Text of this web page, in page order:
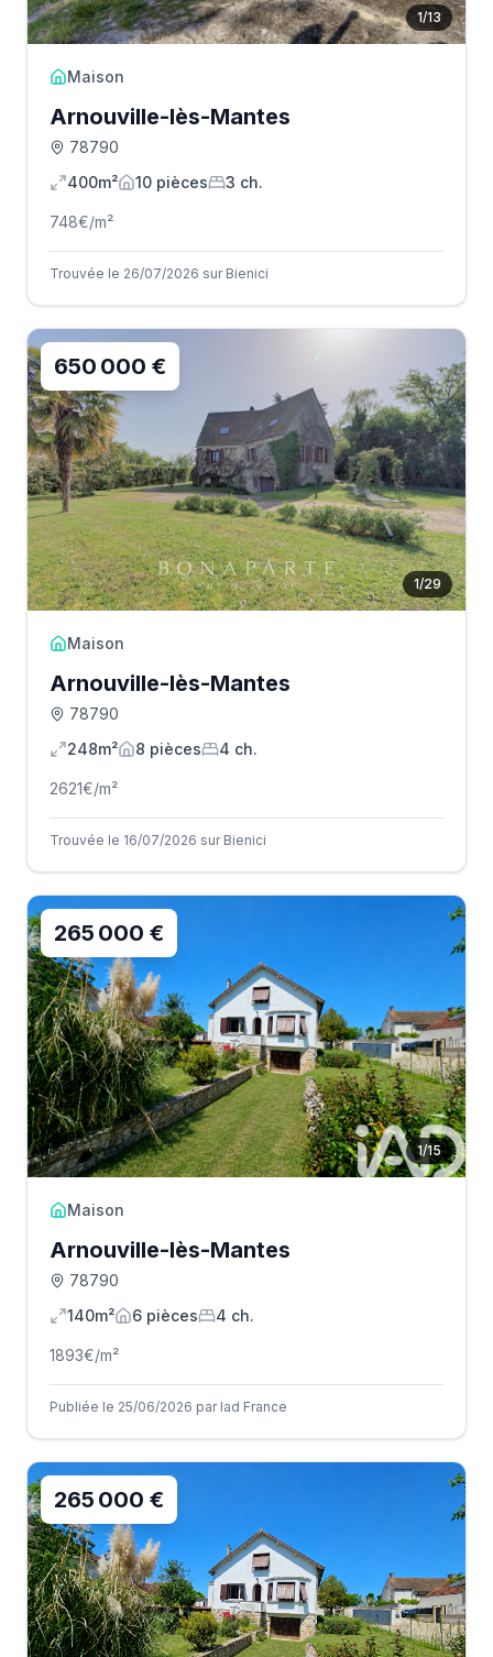
1/13
Maison
Arnouville-lès-Mantes
78790
400m²
10 pièces 3 ch.
748€/m²
Trouvée le 26/07/2026 sur Bienici
1/29
650 000 €
Maison
Arnouville-lès-Mantes
78790
248m²
8 pièces 4 ch.
2621€/m²
Trouvée le 16/07/2026 sur Bienici
1/15
265 000 €
Maison
Arnouville-lès-Mantes
78790
140m²
6 pièces 4 ch.
1893€/m²
Publiée le 25/06/2026 par Iad France
265 000 €